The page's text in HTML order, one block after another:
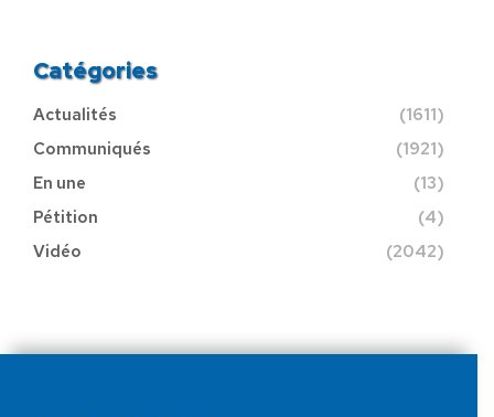
Catégories
Actualités
(1611)
Communiqués
(1921)
En une
(13)
Pétition
(4)
Vidéo
(2042)